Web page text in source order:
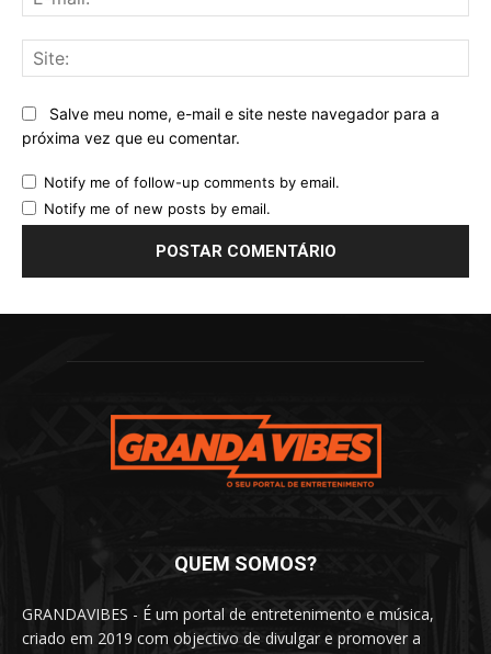
Salve meu nome, e-mail e site neste navegador para a
próxima vez que eu comentar.
Notify me of follow-up comments by email.
Notify me of new posts by email.
QUEM SOMOS?
GRANDAVIBES - É um portal de entretenimento e música,
criado em 2019 com objectivo de divulgar e promover a